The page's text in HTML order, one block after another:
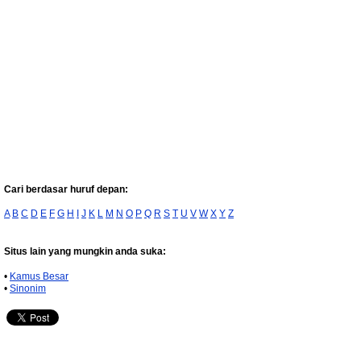
Cari berdasar huruf depan:
A B C D E F G H J K L M N O P Q R S T U V W X Y Z
Situs lain yang mungkin anda suka:
• Kamus Besar
• Sinonim